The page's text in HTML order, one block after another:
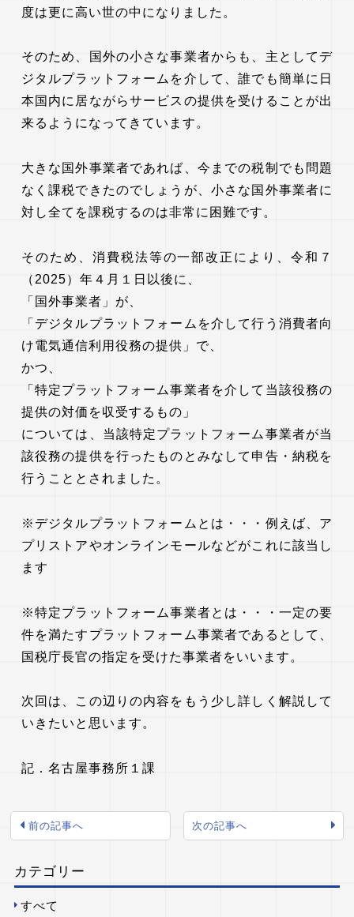
度は更に高い世の中になりました。
そのため、国外の小さな事業者からも、主としてデ
ジタルプラットフォームを介して、誰でも簡単に日
本国内に居ながらサービスの提供を受けることが出
来るようになってきています。
大きな国外事業者であれば、今までの税制でも問題
なく課税できたのでしょうが、小さな国外事業者に
対し全てを課税するのは非常に困難です。
そのため、消費税法等の一部改正により、令和７
（2025）年４月１日以後に、
「国外事業者」が、
「デジタルプラットフォームを介して行う消費者向
け電気通信利用役務の提供」で、
かつ、
「特定プラットフォーム事業者を介して当該役務の
提供の対価を収受するもの」
については、当該特定プラットフォーム事業者が当
該役務の提供を行ったものとみなして申告・納税を
行うこととされました。
※デジタルプラットフォームとは・・・例えば、ア
プリストアやオンラインモールなどがこれに該当し
ます
※特定プラットフォーム事業者とは・・・一定の要
件を満たすプラットフォーム事業者であるとして、
国税庁長官の指定を受けた事業者をいいます。
次回は、この辺りの内容をもう少し詳しく解説して
いきたいと思います。
記．名古屋事務所１課
前の記事へ 次の記事へ
カテゴリー
すべて